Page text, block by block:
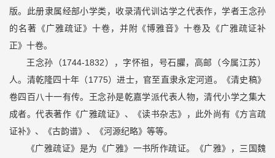
版。此册隶属经部小学类，收录清代训诂学之代表作，学者王念孙
的名著《广雅疏证》十卷，并附《博雅音》十卷及《广雅疏证补
正》十卷。
王念孙（1744-1832），字怀祖，号石臞，高邮（今属江苏）
人。清乾隆四十年（1775）进士，官至直隶永定河道。《清史稿》
卷四百八十一有传。王念孙是乾嘉学派代表人物，清代小学之集大
成者。代表著作《广雅疏证》、《读书杂志》，此外尚有《方言疏
证补》、《古韵谱》、《河源纪略》等等。
《广雅疏证》是为《广雅》一书所作疏证。《广雅》，三国魏